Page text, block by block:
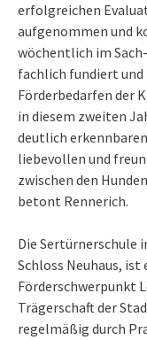
erfolgreichen
aufgenommen und
wöchentlich im
fachlich fundiert und
Förderbedarfen der
in diesem zweiten
deutlich
liebevollen und
zwischen den
betont Rennerich.
Die Sertürnerschule
Schloss Neuhaus,
Förderschwerpunkt
Trägerschaft der
regelmäßig durch